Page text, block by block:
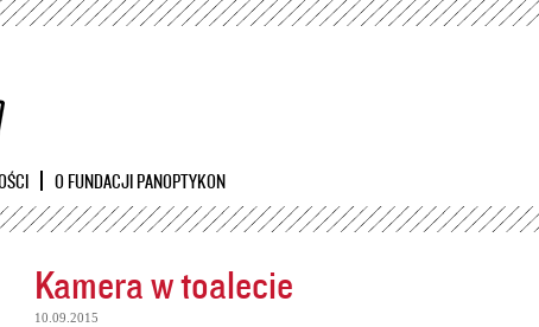
Przejdź
O FUNDACJI PANOPTYKON
Kamera w toalecie
10.09.2015